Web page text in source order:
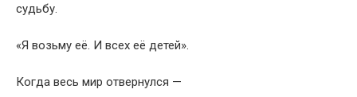
судьбу.
«Я возьму её. И всех её детей».
Когда весь мир отвернулся —